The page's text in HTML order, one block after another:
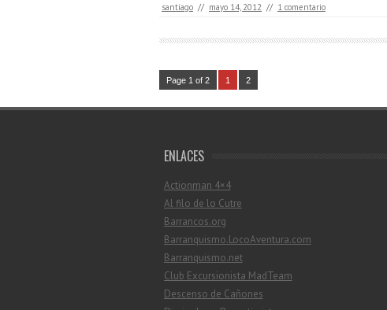
santiago // mayo 14, 2012 // 1 comentario
Page 1 of 2 1 2
ENLACES
Actionman 4×4
Al filo de lo Cutre
Barrancos.org
Barranquismo.LocoAventura.com
Barranquismo.net
Club Excursionista MadTeam
Descenso de Cañones